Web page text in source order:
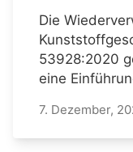
Die
53928:2020
eine
7. Dezember,